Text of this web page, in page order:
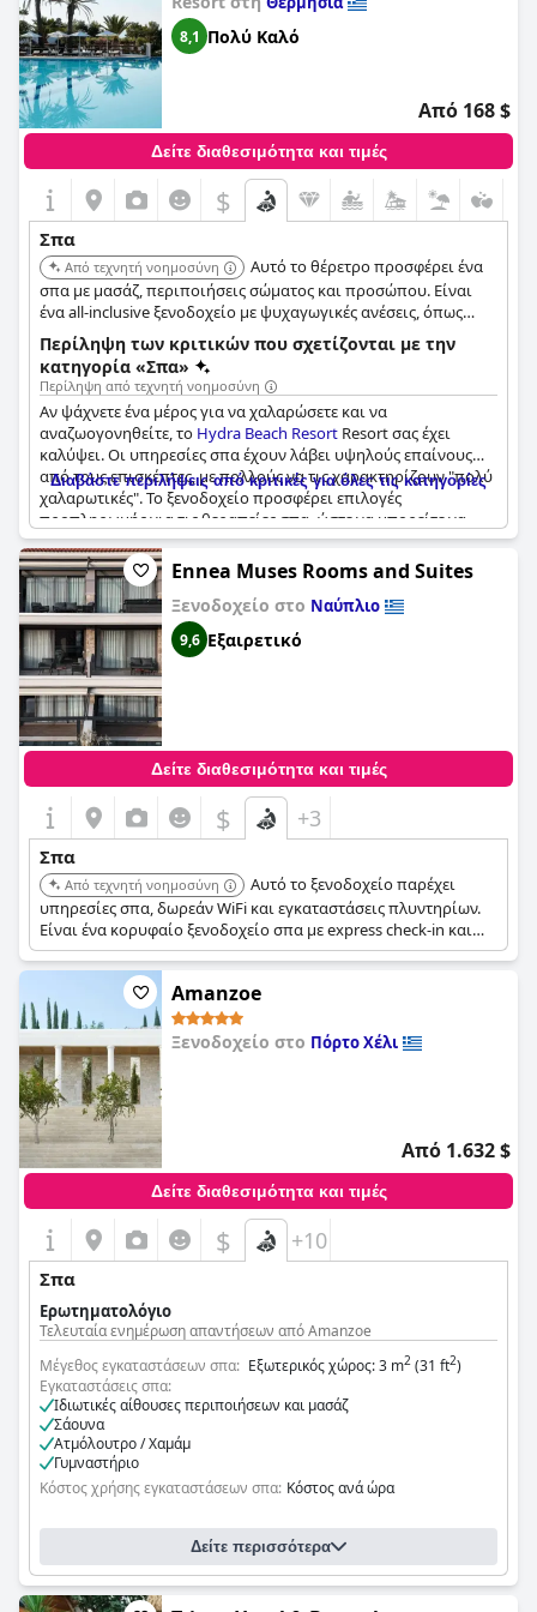
8,1 Πολύ Καλό
Από 168 $
Δείτε διαθεσιμότητα και τιμές
$
Σπα
Από τεχνητή νοημοσύνη
Αυτό το θέρετρο προσφέρει ένα
σπα με μασάζ, περιποιήσεις σώματος και προσώπου. Είναι
ένα all-inclusive ξενοδοχείο με ψυχαγωγικές ανέσεις, όπως
εξωτερικά γήπεδα τένις και εξωτερική πισίνα.
Περίληψη των κριτικών που σχετίζονται με την
κατηγορία «Σπα»
Περίληψη από τεχνητή νοημοσύνη
Αν ψάχνετε ένα μέρος για να χαλαρώσετε και να
αναζωογονηθείτε, το Hydra Beach Resort Resort σας έχει
καλύψει. Οι υπηρεσίες σπα έχουν λάβει υψηλούς επαίνους
από τους επισκέπτες, με πολλούς να τις χαρακτηρίζουν "πολύ
χαλαρωτικές". Το ξενοδοχείο προσφέρει επιλογές
προπληρωμής για τις θεραπείες σπα, ώστε να μπορείτε να
αφεθείτε πλήρως χωρίς να ανησυχείτε για επιπλέον χρεώσεις.
Αν και ορισμένοι επισκέπτες ανέφεραν ότι αισθάνθηκαν ότι
πιέστηκαν να αγοράσουν πρόσθετες υπηρεσίες, η συνολική
ποιότητα και το επίπεδο υγιεινής του σπα έχει συγκριθεί με
εγκαταστάσεις υψηλών προδιαγραφών, όπως το
Intercontinental στο Λος Άντζελες. Όσον αφορά το φαγητό, δεν
υπήρξαν συγκεκριμένα σχόλια, αλλά μπορούμε να
υποθέσουμε ότι ανταποκρίνεται στο ίδιο επίπεδο αριστείας.
Δυστυχώς, υπήρχαν κάποια αρνητικά σχόλια που αφορούσαν
τη χρέωση της υπηρεσίας δωματίου για τον καφέ, αλλά αυτό
δεν μειώνει την πολυτελή εμπειρία σπα που προσφέρεται σε
αυτό το θέρετρο.
Διαβάστε περιλήψεις από κριτικές για όλες τις κατηγορίες
Ennea Muses Rooms and Suites
Ξενοδοχείο στο Ναύπλιο
9,6 Εξαιρετικό
Δείτε διαθεσιμότητα και τιμές
$ +3
Σπα
Από τεχνητή νοημοσύνη
Αυτό το ξενοδοχείο παρέχει
υπηρεσίες σπα, δωρεάν WiFi και εγκαταστάσεις πλυντηρίων.
Είναι ένα κορυφαίο ξενοδοχείο σπα με express check-in και
check-out, δωμάτια μη καπνιζόντων και κήπο.
Amanzoe
Ξενοδοχείο στο Πόρτο Χέλι
Από 1.632 $
Δείτε διαθεσιμότητα και τιμές
$ +10
Σπα
Ερωτηματολόγιο
Τελευταία ενημέρωση απαντήσεων από Amanzoe
Μέγεθος εγκαταστάσεων σπα: Εξωτερικός χώρος: 3 m2 (31 ft2)
Εγκαταστάσεις σπα:
Ιδιωτικές αίθουσες περιποιήσεων και μασάζ
Σάουνα
Ατμόλουτρο / Χαμάμ
Γυμναστήριο
Κόστος χρήσης εγκαταστάσεων σπα: Κόστος ανά ώρα
Δείτε περισσότερα